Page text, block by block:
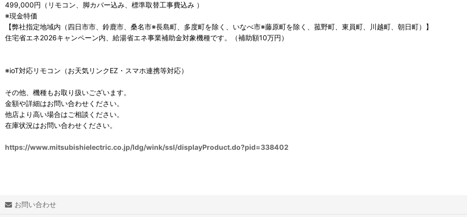
499,000円（リモコン、脚カバー込み、標準取替工事費込み ）
※現金特価
【弊社指定地域内（四日市市、鈴鹿市、桑名市※長島町、多度町を除く、いなべ市※藤原町を除く、菰野町、東員町、川越町、朝日町）】
住宅省エネ2026キャンペーン内、給湯省エネ事業補助金対象機種です。（補助額10万円）
※ioT対応リモコン（お天気リンクEZ・スマホ連携等対応）
その他、機種もお取り扱いございます。
金額や詳細はお問い合わせください。
他店より高い場合はご相談ください。
在庫状況はお問い合わせください。
https://www.mitsubishielectric.co.jp/ldg/wink/ssl/displayProduct.do?pid=338402
お問い合わせ